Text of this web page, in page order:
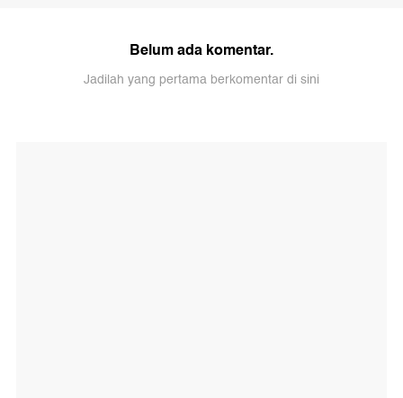
Belum ada komentar.
Jadilah yang pertama berkomentar di sini